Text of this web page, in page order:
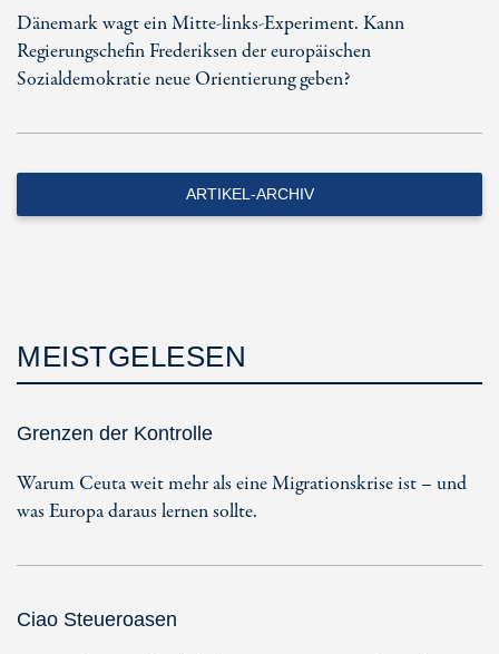
Dänemark wagt ein Mitte-links-Experiment. Kann
Regierungschefin Frederiksen der europäischen
Sozialdemokratie neue Orientierung geben?
ARTIKEL-ARCHIV
MEISTGELESEN
Grenzen der Kontrolle
Warum Ceuta weit mehr als eine Migrationskrise ist – und
was Europa daraus lernen sollte.
Ciao Steueroasen